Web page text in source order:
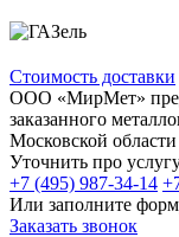
Стоимость доставки
ООО «МирМет»
заказанного
Московской
Уточнить про
+7 (495) 987-34-14
Или заполните
Заказать звонок